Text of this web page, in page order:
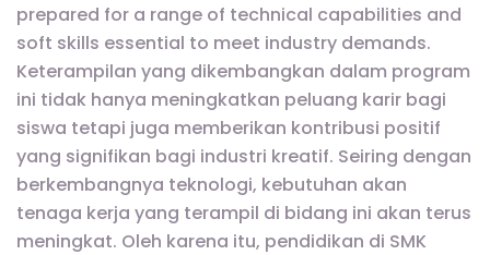
prepared for a range of technical capabilities and
soft skills essential to meet industry demands.
Keterampilan yang dikembangkan dalam program
ini tidak hanya meningkatkan peluang karir bagi
siswa tetapi juga memberikan kontribusi positif
yang signifikan bagi industri kreatif. Seiring dengan
berkembangnya teknologi, kebutuhan akan
tenaga kerja yang terampil di bidang ini akan terus
meningkat. Oleh karena itu, pendidikan di SMK